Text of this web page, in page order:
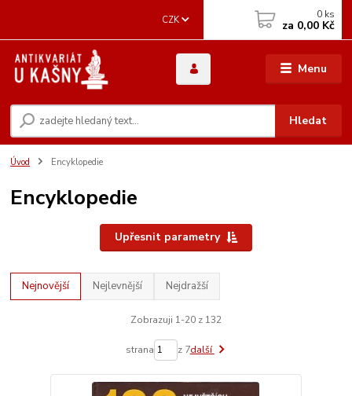
Menu
CZK
Hledat
0 ks
za 0,00 Kč
Úvod Encyklopedie
Encyklopedie
Upřesnit parametry
Nejnovější Nejlevnější Nejdražší
Zobrazuji 1-20 z 132
strana z 7další